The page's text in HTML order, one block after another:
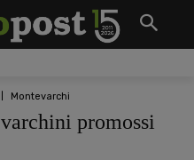
Montevarchi
promossi